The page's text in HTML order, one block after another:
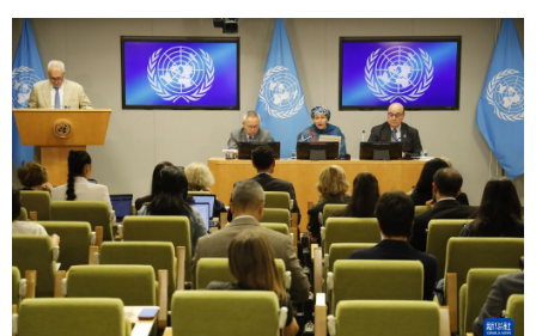
一带一路 亚太网 上市公司
文化产业
地方频道
北京 天津 河北 山西
辽宁 吉林 上海 江苏